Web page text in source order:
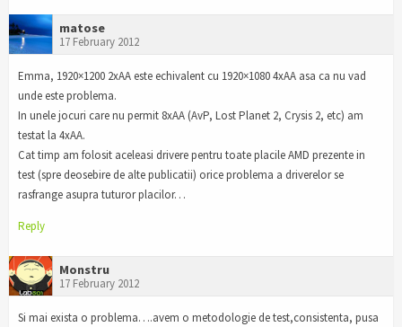
matose
17 February 2012
Emma, 1920×1200 2xAA este echivalent cu 1920×1080 4xAA asa ca nu vad
unde este problema.
In unele jocuri care nu permit 8xAA (AvP, Lost Planet 2, Crysis 2, etc) am
testat la 4xAA.
Cat timp am folosit aceleasi drivere pentru toate placile AMD prezente in
test (spre deosebire de alte publicatii) orice problema a driverelor se
rasfrange asupra tuturor placilor…
Reply
Monstru
17 February 2012
Si mai exista o problema….avem o metodologie de test,consistenta, pusa